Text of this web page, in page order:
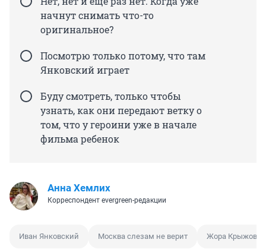
начнут снимать что-то
оригинальное?
Посмотрю только потому, что там
Янковский играет
Буду смотреть, только чтобы
узнать, как они передают ветку о
том, что у героини уже в начале
фильма ребенок
Анна Хемлих
Корреспондент evergreen-редакции
Иван Янковский Москва слезам не верит Жора